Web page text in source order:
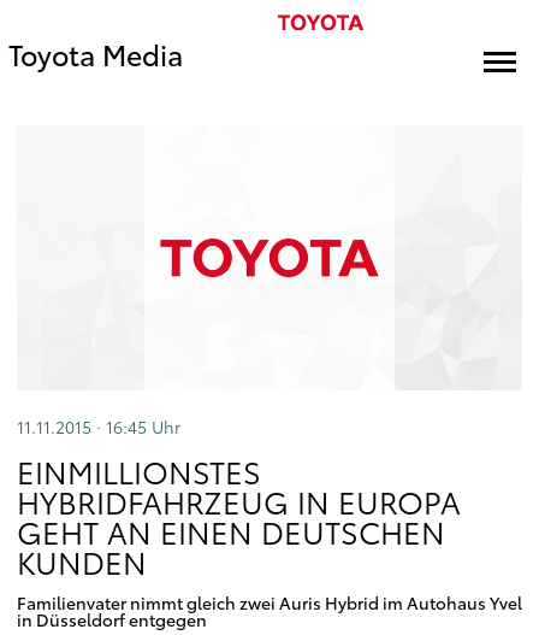
Toyota Media
11.11.2015 · 16:45 Uhr
EINMILLIONSTES
HYBRIDFAHRZEUG IN EUROPA
GEHT AN EINEN DEUTSCHEN
KUNDEN
Familienvater nimmt gleich zwei Auris Hybrid im Autohaus Yvel
in Düsseldorf entgegen